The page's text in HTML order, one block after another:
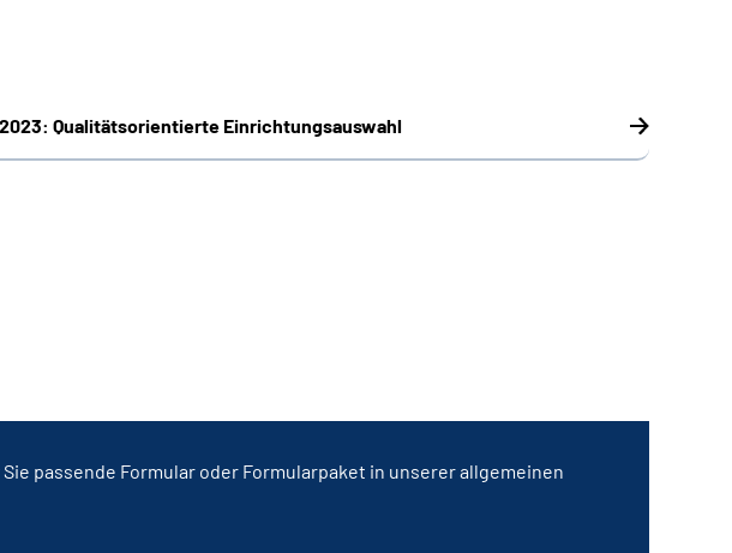
Qualitäts­orientierte Einrichtungs­auswahl
passende Formular oder Formularpaket in unserer allgemeinen